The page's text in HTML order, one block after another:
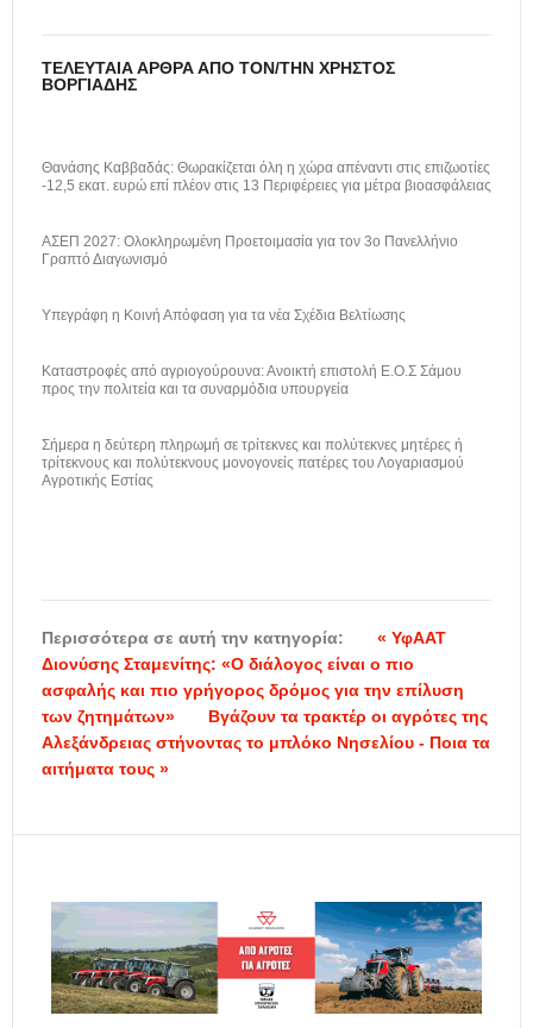
ΤΕΛΕΥΤΑΊΑ ΆΡΘΡΑ ΑΠΌ ΤΟΝ/ΤΗΝ ΧΡΉΣΤΟΣ
ΒΟΡΓΙΆΔΗΣ
Θανάσης Καββαδάς: Θωρακίζεται όλη η χώρα απέναντι στις επιζωοτίες
-12,5 εκατ. ευρώ επί πλέον στις 13 Περιφέρειες για μέτρα βιοασφάλειας
ΑΣΕΠ 2027: Ολοκληρωμένη Προετοιμασία για τον 3ο Πανελλήνιο
Γραπτό Διαγωνισμό
Υπεγράφη η Κοινή Απόφαση για τα νέα Σχέδια Βελτίωσης
Καταστροφές από αγριογούρουνα: Ανοικτή επιστολή Ε.Ο.Σ Σάμου
προς την πολιτεία και τα συναρμόδια υπουργεία
Σήμερα η δεύτερη πληρωμή σε τρίτεκνες και πολύτεκνες μητέρες ή
τρίτεκνους και πολύτεκνους μονογονείς πατέρες του Λογαριασμού
Αγροτικής Εστίας
Περισσότερα σε αυτή την κατηγορία:
« ΥφΑΑΤ
Διονύσης Σταμενίτης: «Ο διάλογος είναι ο πιο
ασφαλής και πιο γρήγορος δρόμος για την επίλυση
των ζητημάτων»
Βγάζουν τα τρακτέρ οι αγρότες της
Αλεξάνδρειας στήνοντας το μπλόκο Νησελίου - Ποια τα
αιτήματα τους »